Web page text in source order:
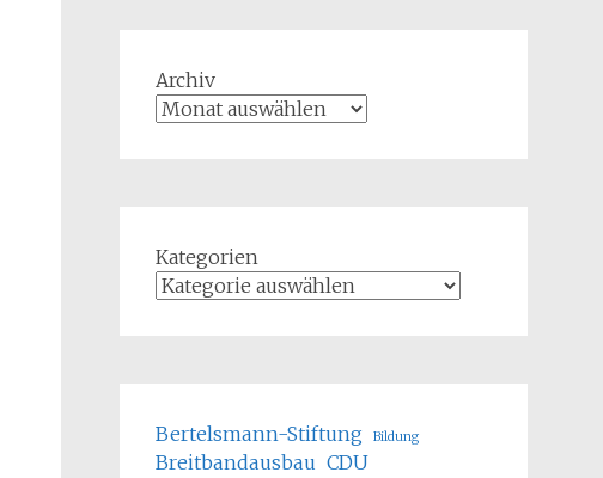
Archiv
Kategorien
Bertelsmann-Stiftung Bildung
Breitbandausbau CDU